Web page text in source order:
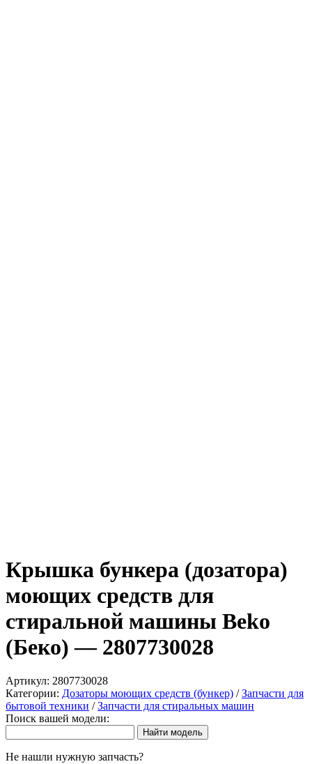
Крышка бункера (дозатора)
моющих средств для
стиральной машины Beko
(Беко) — 2807730028
Артикул: 2807730028
Категории: Дозаторы моющих средств (бункер) /Запчасти для
бытовой техники /Запчасти для стиральных машин
Поиск вашей модели:
Не нашли нужную запчасть?